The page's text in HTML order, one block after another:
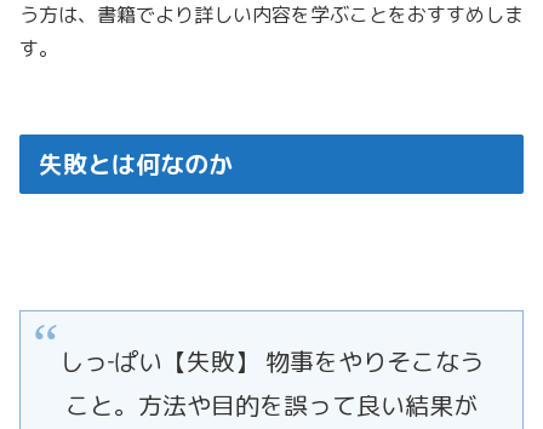
う方は、書籍でより詳しい内容を学ぶことをおすすめしま
す。
失敗とは何なのか
しっ‐ぱい【失敗】
物事をやりそこなう
こと。方法や目的を誤って良い結果が